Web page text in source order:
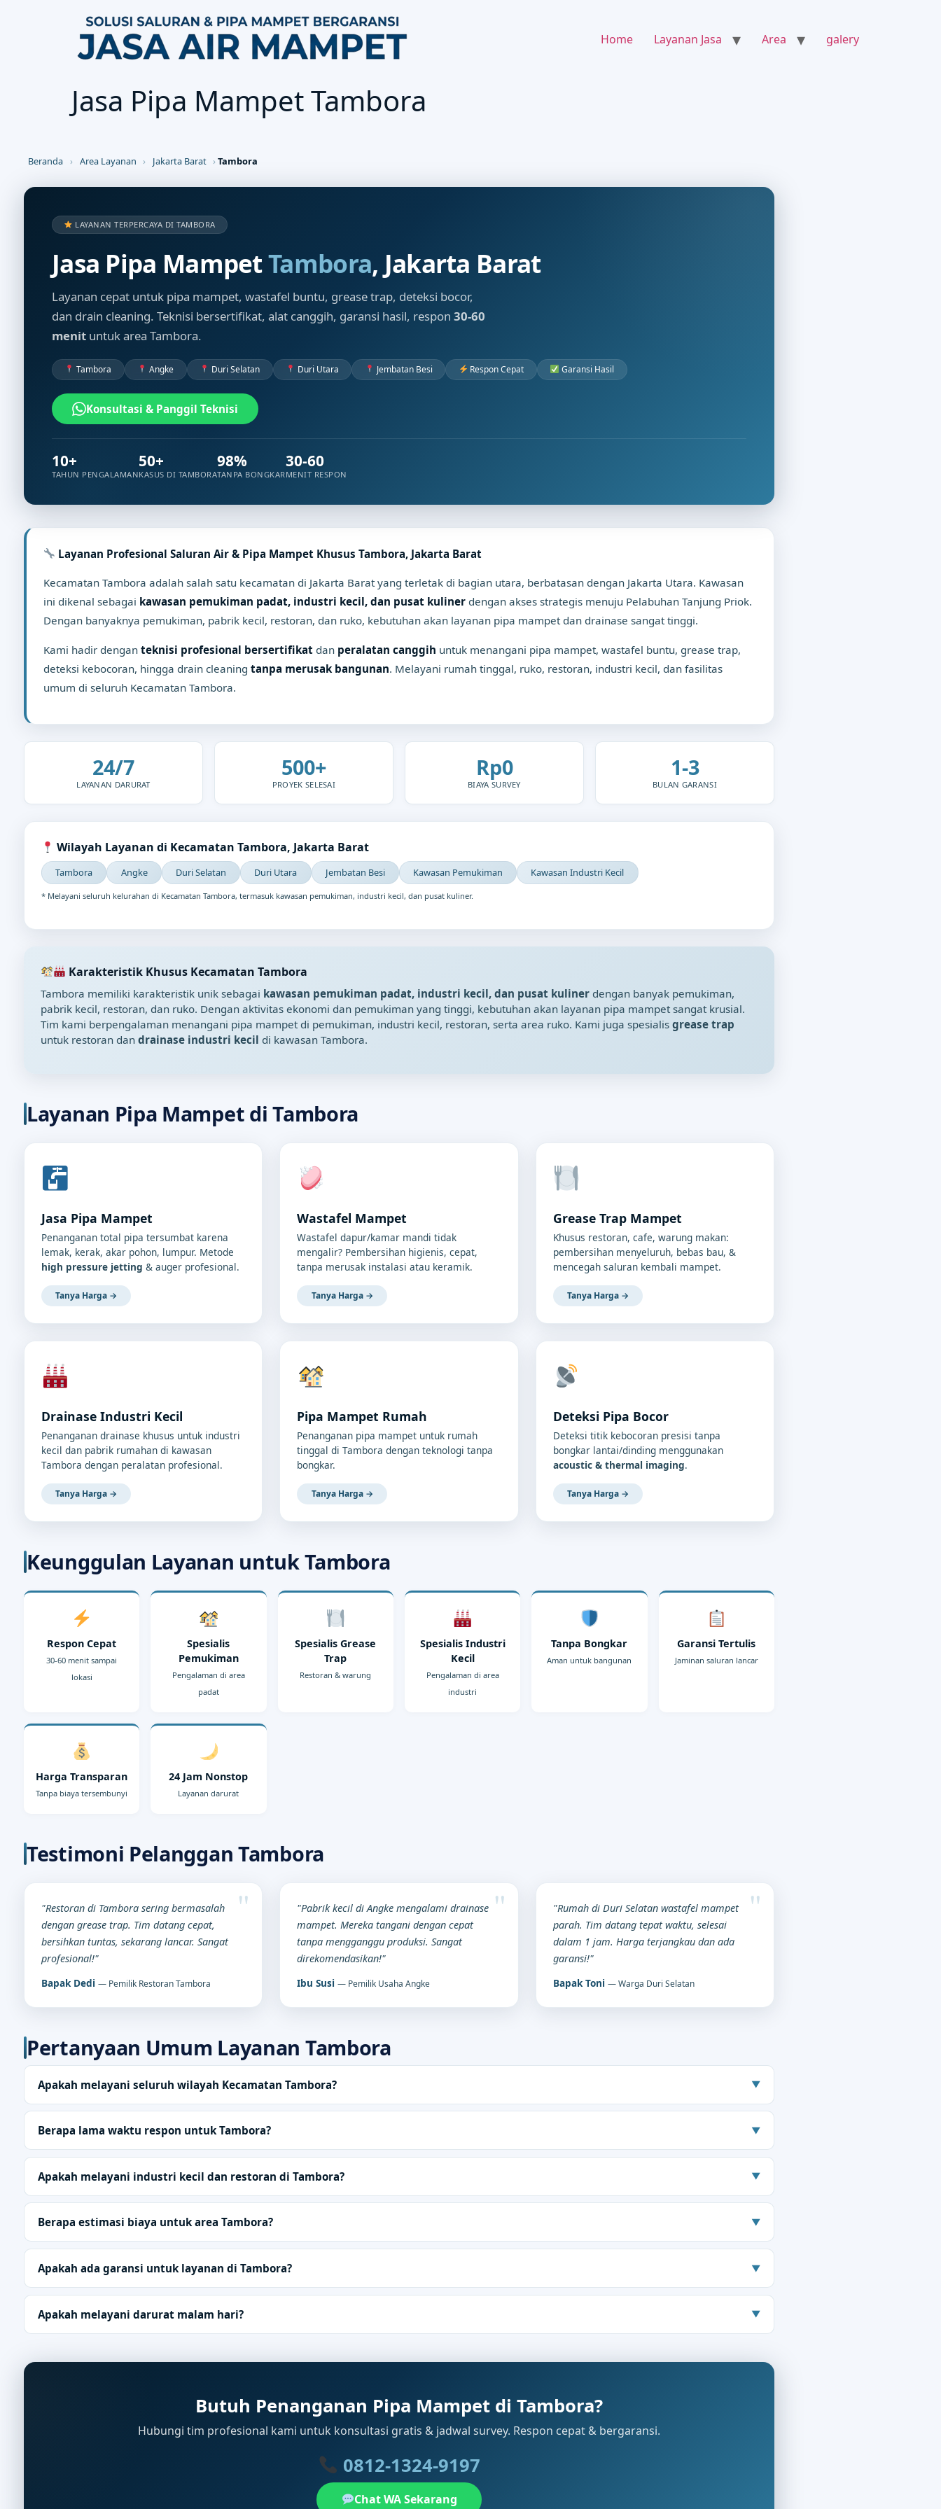
Home Layanan Jasa Area galery
Jasa Pipa Mampet Tambora
Beranda › Area Layanan › Jakarta Barat ›Tambora
LAYANAN TERPERCAYA DI TAMBORA
Jasa Pipa MampetTambora, Jakarta Barat
Layanan cepat untuk pipa mampet, wastafel buntu, grease trap, deteksi bocor,
dan drain cleaning. Teknisi bersertifikat, alat canggih, garansi hasil, respon 30-60
menit untuk area Tambora.
Tambora Angke Duri Selatan Duri Utara Jembatan Besi Respon Cepat Garansi Hasil
Konsultasi & Panggil Teknisi
10+
TAHUN PENGALAMAN
50+
KASUS DI TAMBORA
98%
TANPA BONGKAR
30-60
MENIT RESPON
Layanan Profesional Saluran Air & Pipa Mampet Khusus Tambora, Jakarta Barat
Kecamatan Tambora adalah salah satu kecamatan di Jakarta Barat yang terletak di bagian utara, berbatasan dengan Jakarta Utara. Kawasan
ini dikenal sebagai kawasan pemukiman padat, industri kecil, dan pusat kuliner dengan akses strategis menuju Pelabuhan Tanjung Priok.
Dengan banyaknya pemukiman, pabrik kecil, restoran, dan ruko, kebutuhan akan layanan pipa mampet dan drainase sangat tinggi.
Kami hadir dengan teknisi profesional bersertifikat dan peralatan canggih untuk menangani pipa mampet, wastafel buntu, grease trap,
deteksi kebocoran, hingga drain cleaning tanpa merusak bangunan. Melayani rumah tinggal, ruko, restoran, industri kecil, dan fasilitas
umum di seluruh Kecamatan Tambora.
24/7
LAYANAN DARURAT
500+
PROYEK SELESAI
Rp0
BIAYA SURVEY
1-3
BULAN GARANSI
Wilayah Layanan di Kecamatan Tambora, Jakarta Barat
Tambora Angke Duri Selatan Duri Utara Jembatan Besi Kawasan Pemukiman Kawasan Industri Kecil
* Melayani seluruh kelurahan di Kecamatan Tambora, termasuk kawasan pemukiman, industri kecil, dan pusat kuliner.
Karakteristik Khusus Kecamatan Tambora
Tambora memiliki karakteristik unik sebagai kawasan pemukiman padat, industri kecil, dan pusat kuliner dengan banyak pemukiman,
pabrik kecil, restoran, dan ruko. Dengan aktivitas ekonomi dan pemukiman yang tinggi, kebutuhan akan layanan pipa mampet sangat krusial.
Tim kami berpengalaman menangani pipa mampet di pemukiman, industri kecil, restoran, serta area ruko. Kami juga spesialis grease trap
untuk restoran dan drainase industri kecil di kawasan Tambora.
Layanan Pipa Mampet di Tambora
Jasa Pipa Mampet
Penanganan total pipa tersumbat karena
lemak, kerak, akar pohon, lumpur. Metode
high pressure jetting & auger profesional.
Tanya Harga →
Wastafel Mampet
Wastafel dapur/kamar mandi tidak
mengalir? Pembersihan higienis, cepat,
tanpa merusak instalasi atau keramik.
Tanya Harga →
Grease Trap Mampet
Khusus restoran, cafe, warung makan:
pembersihan menyeluruh, bebas bau, &
mencegah saluran kembali mampet.
Tanya Harga →
Drainase Industri Kecil
Penanganan drainase khusus untuk industri
kecil dan pabrik rumahan di kawasan
Tambora dengan peralatan profesional.
Tanya Harga →
Pipa Mampet Rumah
Penanganan pipa mampet untuk rumah
tinggal di Tambora dengan teknologi tanpa
bongkar.
Tanya Harga →
Deteksi Pipa Bocor
Deteksi titik kebocoran presisi tanpa
bongkar lantai/dinding menggunakan
acoustic & thermal imaging.
Tanya Harga →
Keunggulan Layanan untuk Tambora
Respon Cepat
30-60 menit sampai
lokasi
Spesialis
Pemukiman
Pengalaman di area
padat
Spesialis Grease
Trap
Restoran & warung
Spesialis Industri
Kecil
Pengalaman di area
industri
Tanpa Bongkar
Aman untuk bangunan
Garansi Tertulis
Jaminan saluran lancar
Harga Transparan
Tanpa biaya tersembunyi
24 Jam Nonstop
Layanan darurat
Testimoni Pelanggan Tambora
"Restoran di Tambora sering bermasalah
dengan grease trap. Tim datang cepat,
bersihkan tuntas, sekarang lancar. Sangat
profesional!"
Bapak Dedi — Pemilik Restoran Tambora
"Pabrik kecil di Angke mengalami drainase
mampet. Mereka tangani dengan cepat
tanpa mengganggu produksi. Sangat
direkomendasikan!"
Ibu Susi— Pemilik Usaha Angke
"Rumah di Duri Selatan wastafel mampet
parah. Tim datang tepat waktu, selesai
dalam 1 jam. Harga terjangkau dan ada
garansi!"
Bapak Toni — Warga Duri Selatan
Pertanyaan Umum Layanan Tambora
Apakah melayani seluruh wilayah Kecamatan Tambora? ▼
Berapa lama waktu respon untuk Tambora? ▼
Apakah melayani industri kecil dan restoran di Tambora? ▼
Berapa estimasi biaya untuk area Tambora? ▼
Apakah ada garansi untuk layanan di Tambora? ▼
Apakah melayani darurat malam hari? ▼
Butuh Penanganan Pipa Mampet di Tambora?
Hubungi tim profesional kami untuk konsultasi gratis & jadwal survey. Respon cepat & bergaransi.
0812-1324-9197
Chat WA Sekarang